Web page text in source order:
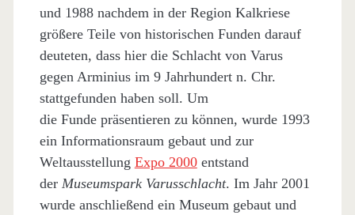
und 1988 nachdem in der Region Kalkriese
größere Teile von historischen Funden darauf
deuteten, dass hier die Schlacht von Varus
gegen Arminius im 9 Jahrhundert n. Chr.
stattgefunden haben soll. Um
die Funde präsentieren zu können, wurde 1993
ein Informationsraum gebaut und zur
Weltausstellung Expo 2000entstand
der Museumspark Varusschlacht. Im Jahr 2001
wurde anschließend ein Museum gebaut und